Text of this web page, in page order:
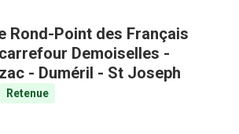
Rond-Point des Français
Demoiselles -
- Duméril - St Joseph
Retenue